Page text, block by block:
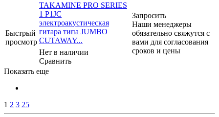
Быстрый
просмотр
TAKAMINE PRO SERIES
1 P1JC
электроакустическая
гитара типа JUMBO
CUTAWAY...
Нет в наличии
Сравнить
Запросить
Наши менеджеры
обязательно свяжутся с
вами для согласования
сроков и цены
Показать еще
1 2 3 25